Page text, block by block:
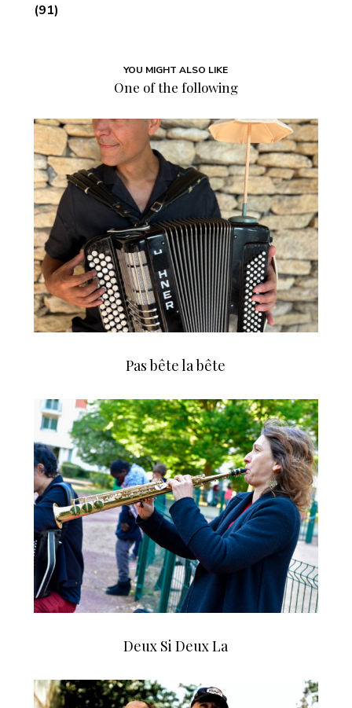
(91)
YOU MIGHT ALSO LIKE
One of the following
Pas bête la bête
Deux Si Deux La